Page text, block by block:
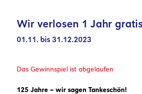
Wir verlosen 1 Jahr
01.11. bis 31.12.2023
Das Gewinnspiel ist abgelaufen
125 Jahre – wir sagen Tankeschön!